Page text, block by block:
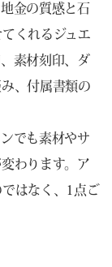
金の質感と石
くれるジュエ
素材刻印、ダ
、付属書類の
でも素材やサ
わります。ア
はなく、1点ご